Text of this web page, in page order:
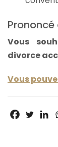
Vous
divorce
Vous